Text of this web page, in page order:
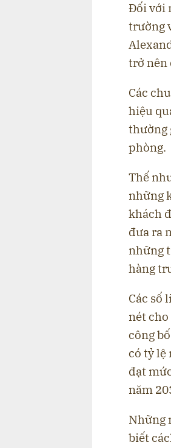
Đối với
trường
trở nên
Các
hiệu
thường
phòng.
Thế
những
khách
đưa ra
những
hàng
Các số
nét cho
công
có tỷ lệ
đạt
năm
Những
biết